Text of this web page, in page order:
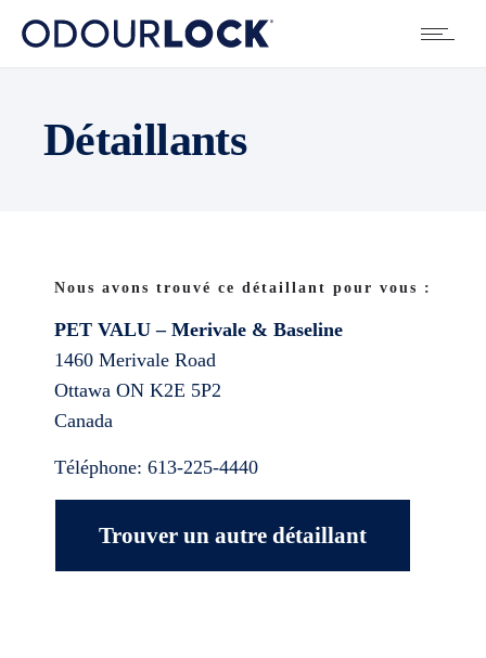
Détaillants
Nous avons trouvé ce détaillant pour vous :
PET VALU – Merivale & Baseline
1460 Merivale Road
Ottawa ON K2E 5P2
Canada
Téléphone: 613-225-4440
Trouver un autre détaillant